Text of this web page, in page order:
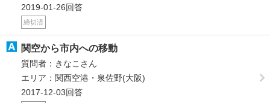
2019-01-26回答
締切済
関空から市内への移動
質問者：きなこさん
エリア：関西空港・泉佐野(大阪)
2017-12-03回答